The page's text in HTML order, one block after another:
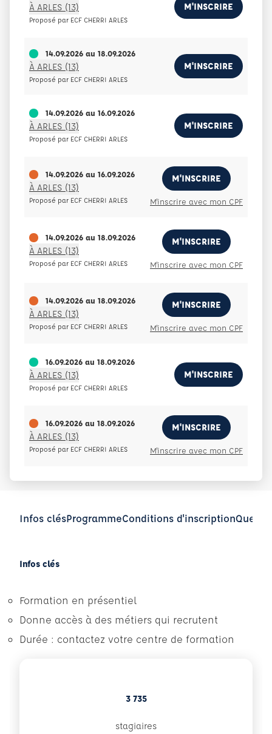
À ARLES (13)
Proposé par ECF CHERRI ARLES
M'INSCRIRE
14.09.2026 au 18.09.2026
À ARLES (13)
Proposé par ECF CHERRI ARLES
M'INSCRIRE
14.09.2026 au 16.09.2026
À ARLES (13)
Proposé par ECF CHERRI ARLES
M'INSCRIRE
14.09.2026 au 16.09.2026
À ARLES (13)
Proposé par ECF CHERRI ARLES
M'INSCRIRE
M'inscrire avec mon CPF
14.09.2026 au 18.09.2026
À ARLES (13)
Proposé par ECF CHERRI ARLES
M'INSCRIRE
M'inscrire avec mon CPF
14.09.2026 au 18.09.2026
À ARLES (13)
Proposé par ECF CHERRI ARLES
M'INSCRIRE
M'inscrire avec mon CPF
16.09.2026 au 18.09.2026
À ARLES (13)
Proposé par ECF CHERRI ARLES
M'INSCRIRE
16.09.2026 au 18.09.2026
À ARLES (13)
Proposé par ECF CHERRI ARLES
M'INSCRIRE
M'inscrire avec mon CPF
Infos clésProgrammeConditions d'inscription
Infos clés
Formation en présentiel
Donne accès à des métiers qui recrutent
Durée : contactez votre centre de formation
3 735
stagiaires